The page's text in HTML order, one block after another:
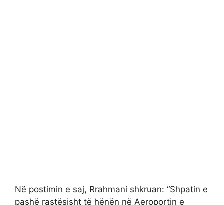
Në postimin e saj, Rrahmani shkruan: “Shpatin e
pashë rastësisht të hënën në Aeroportin e